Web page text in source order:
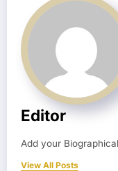
Editor
Add your
View All Posts